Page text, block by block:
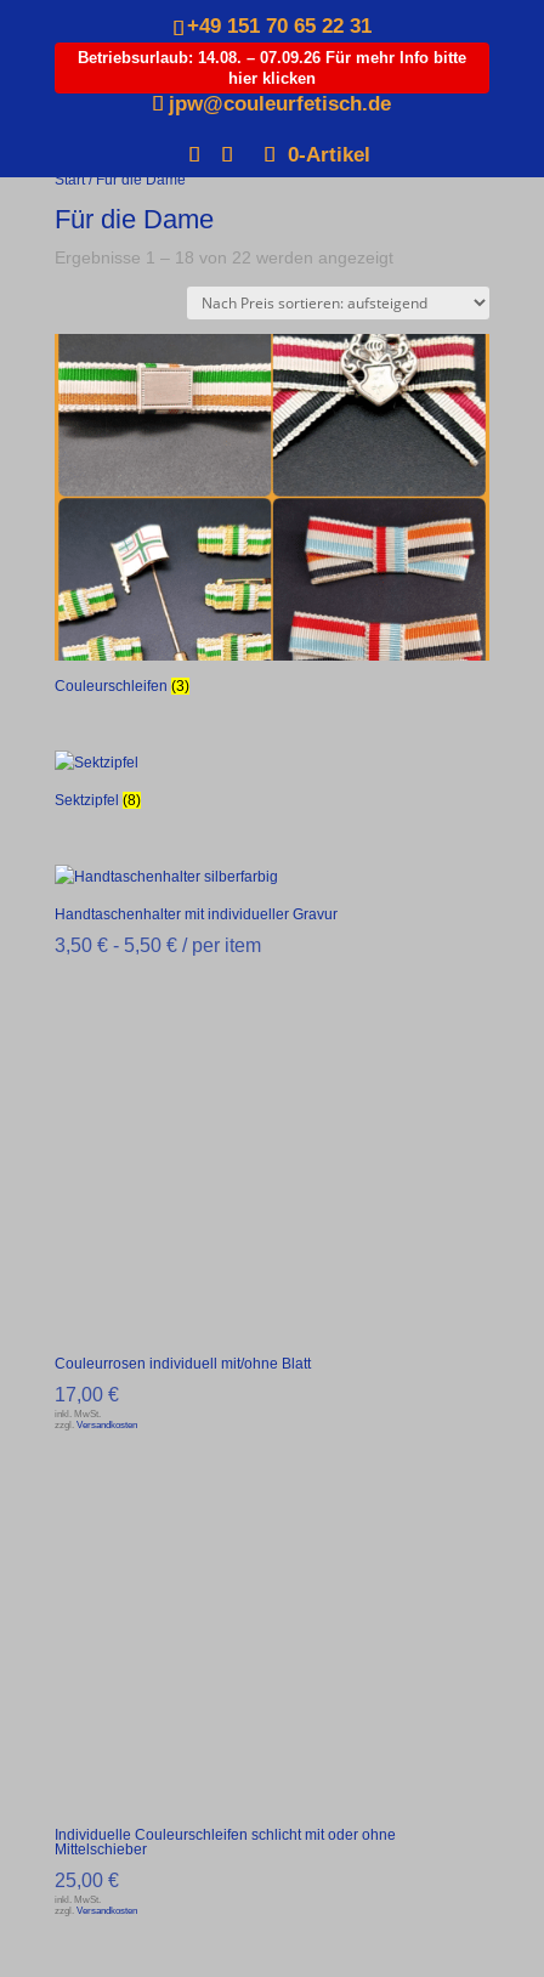
+49 151 70 65 22 31
Betriebsurlaub: 14.08. – 07.09.26 Für mehr Info bitte
hier klicken
jpw@couleurfetisch.de
0-Artikel
Products
Start/ Für die Dame
Für die Dame
Ergebnisse 1 – 18 von 22 werden angezeigtNach
sortiert:
Couleurschleifen (3)
Sektzipfel (8)
Handtaschenhalter mit individueller Gravur
3,50 €- 5,50 €/ per item
Couleurrosen individuell mit/ohne Blatt
17,00 €
inkl. MwSt.
zzgl. Versandkosten
Individuelle Couleurschleifen schlicht mit oder ohne
Mittelschieber
25,00 €
inkl. MwSt.
zzgl. Versandkosten